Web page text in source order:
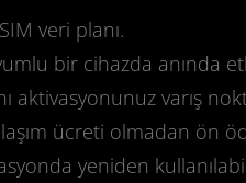
veri planı.
bir cihazda anında
aktivasyonunuz varış
ücreti olmadan ön
yeniden